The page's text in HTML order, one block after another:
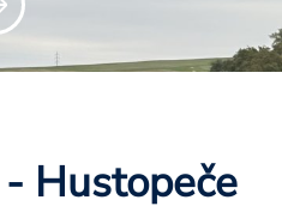
Hustopeče